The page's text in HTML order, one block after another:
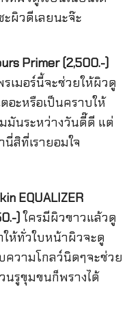
ผิวดีเลยนะจ๊ะ
Primer (2,500.-)
เมอร์นี้จะช่วยให้ผิวดู
อะหรือเป็นคราบให้
มันระหว่างวันดี๊ดี แต่
สิที่เรายอมใจ
EQUALIZER
)ใครมีผิวขาวแล้วดู
ห้ทั่วใบหน้าผิวจะดู
วามโกลว์นิดๆจะช่วย
นรูขุมขนก็พรางได้